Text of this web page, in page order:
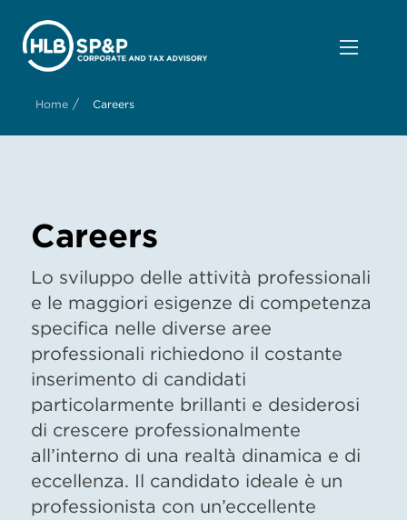
Home / Careers
Careers
Lo sviluppo delle attività professionali
e le maggiori esigenze di competenza
specifica nelle diverse aree
professionali richiedono il costante
inserimento di candidati
particolarmente brillanti e desiderosi
di crescere professionalmente
all’interno di una realtà dinamica e di
eccellenza. Il candidato ideale è un
professionista con un’eccellente